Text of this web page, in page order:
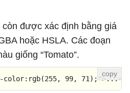
được xác định bằng giá
hoặc HSLA. Các đoạn
giống “Tomato”.
color:rgb(255, 99, 71);">...</